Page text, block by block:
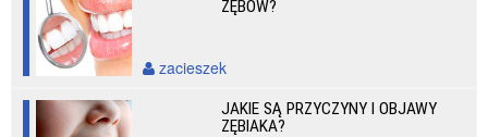
ZĘBÓW?
zacieszek
JAKIE SĄ PRZYCZYNY I OBJAWY
ZĘBIAKA?